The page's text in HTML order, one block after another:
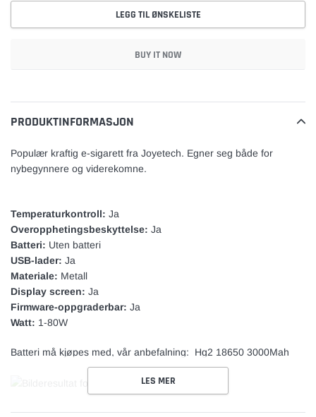
LEGG TIL ØNSKELISTE
BUY IT NOW
599,00
kr
til
vare
PRODUKTINFORMASJON
Populær kraftig e-sigarett fra Joyetech. Egner seg både for
nybegynnere og viderekomne.
Temperaturkontroll: Ja
Overopphetingsbeskyttelse: Ja
Batteri: Uten batteri
USB-lader: Ja
Materiale: Metall
Display screen: Ja
Firmware-oppgraderbar: Ja
Watt: 1-80W
Batteri må kjøpes med, vår anbefalning: Hg2 18650 3000Mah
LES MER